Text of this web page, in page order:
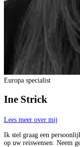
Europa specialist
Ine Strick
Lees meer over mij
Ik stel graag een
op uw reiswensen. Neem